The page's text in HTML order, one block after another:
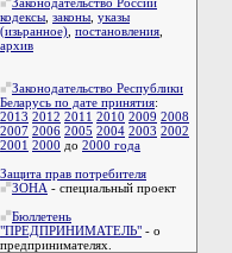
кодексы законы указы
(изьранное) постановления
архив
Законодательство Республики
Беларусь по дате принятия:
2013 2012 2011 2010 2009 2008
2007 2006 2005 2004 2003 2002
2001 2000 до 2000 года
Защита прав потребителя
ЗОНА - специальный проект
Бюллетень
"ПРЕДПРИНИМАТЕЛЬ" - о
предпринимателях.